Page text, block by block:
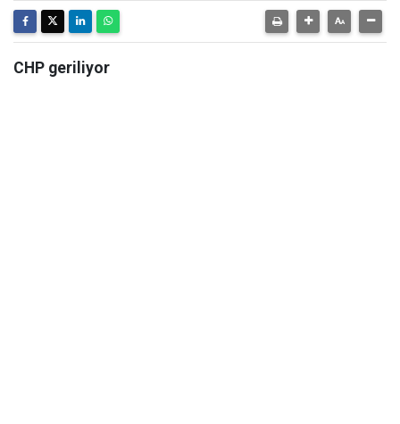
CHP geriliyor